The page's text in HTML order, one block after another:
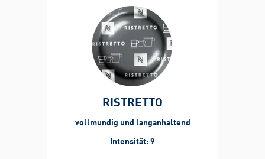
RISTRETTO
vollmundig und langanhaltend
Intensität: 9